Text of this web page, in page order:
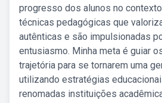
progresso dos alunos no
técnicas pedagógicas que
autênticas e são impulsionadas
entusiasmo. Minha meta é guiar
trajetória para se tornarem uma
utilizando estratégias
renomadas instituições